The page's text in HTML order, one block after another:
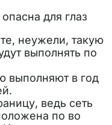
для глаз
неужели, такую
выполнять по
выполняют в год
ведь сеть
по во